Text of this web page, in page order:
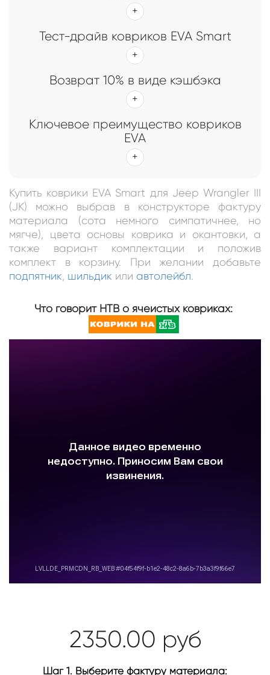
Тест-драйв ковриков EVA Smart
Возврат 10% в виде кэшбэка
Ключевое преимущество ковриков
EVA
Купить коврики EVA Smart для Jeep Wrangler III
(JK) можно выбрав в конструкторе фактуру
материала (сота немного симпатичнее, но
мягче), цвета основы коврика и окантовки, а
также вариант комплектации и положив
комплект в корзину. При желании добавьте
подпятник шильдик или автолейбл.
Что говорит НТВ о ячеистых ковриках:
2350.00 руб
Шаг 1. Выберите фактуру материала: